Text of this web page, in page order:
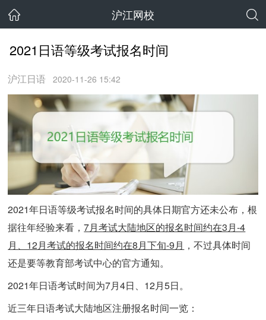
沪江网校
2021日语等级考试报名时间
沪江日语 2020-11-26 15:42
2021年日语等级考试报名时间的具体日期官方还未公布，根
据往年经验来看，7月考试大陆地区的报名时间约在3月-4
月、12月考试的报名时间约在8月下旬-9月 ，不过具体时间
还是要等教育部考试中心的官方通知。
2021年日语考试时间为7月4日、12月5日。
近三年日语考试大陆地区注册报名时间一览：